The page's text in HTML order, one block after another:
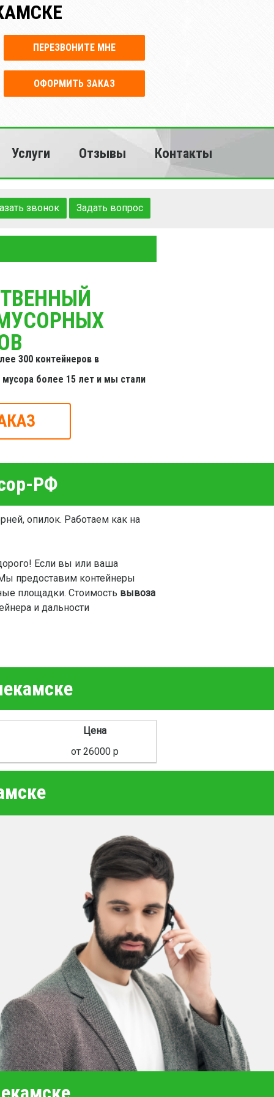
ПЕРЕЗВОНИТЕ МНЕ
ОФОРМИТЬ ЗАКАЗ
Услуги Отзывы Контакты
звонок Задать вопрос
300 контейнеров в
более 15 лет и мы стали
РФ
опилок. Работаем как на
Если вы или ваша
предоставим контейнеры
площадки. Стоимость вывоза
и дальности
Цена
от 26000 р